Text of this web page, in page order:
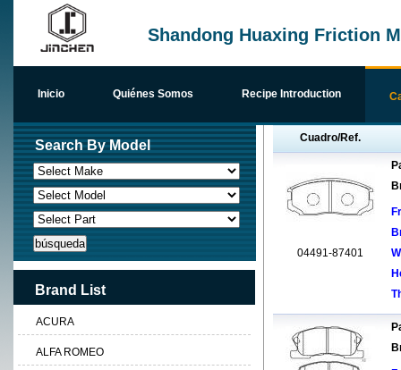
Shandong Huaxing Friction
Inicio Quiénes Somos Recipe Introduction
Cuadro/Ref.
04491-87401
Search By Model
Brand List
ACURA
ALFA ROMEO